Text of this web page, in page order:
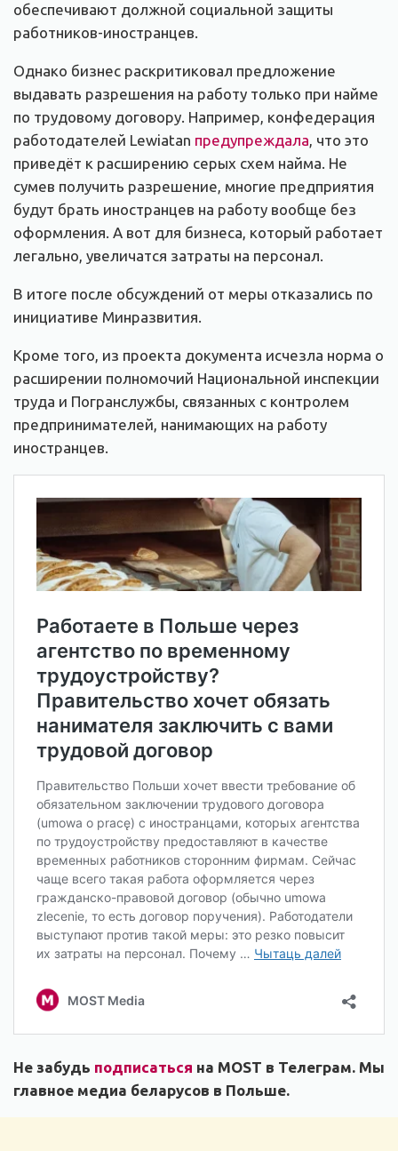
обеспечивают должной социальной защиты
работников-иностранцев.
Однако бизнес раскритиковал предложение
выдавать разрешения на работу только при найме
по трудовому договору. Например, конфедерация
работодателей Lewiatan предупреждала, что это
приведёт к расширению серых схем найма. Не
сумев получить разрешение, многие предприятия
будут брать иностранцев на работу вообще без
оформления. А вот для бизнеса, который работает
легально, увеличатся затраты на персонал.
В итоге после обсуждений от меры отказались по
инициативе Минразвития.
Кроме того, из проекта документа исчезла норма о
расширении полномочий Национальной инспекции
труда и Погранслужбы, связанных с контролем
предпринимателей, нанимающих на работу
иностранцев.
Не забудь подписаться на MOST в Телеграм. Мы
главное медиа беларусов в Польше.